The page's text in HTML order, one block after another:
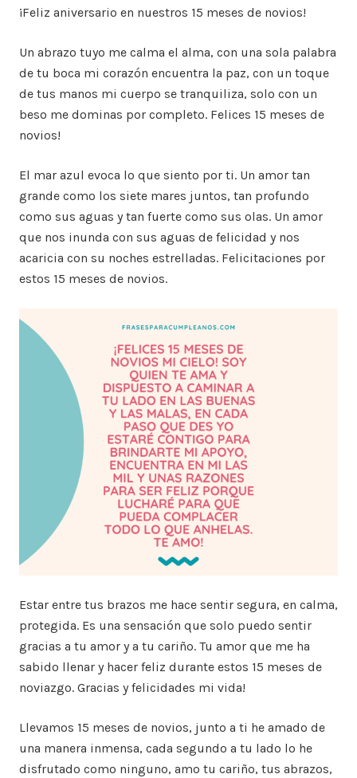
¡Feliz aniversario en nuestros 15 meses de novios!
Un abrazo tuyo me calma el alma, con una sola palabra
de tu boca mi corazón encuentra la paz, con un toque
de tus manos mi cuerpo se tranquiliza, solo con un
beso me dominas por completo. Felices 15 meses de
novios!
El mar azul evoca lo que siento por ti. Un amor tan
grande como los siete mares juntos, tan profundo
como sus aguas y tan fuerte como sus olas. Un amor
que nos inunda con sus aguas de felicidad y nos
acaricia con su noches estrelladas. Felicitaciones por
estos 15 meses de novios.
Estar entre tus brazos me hace sentir segura, en calma,
protegida. Es una sensación que solo puedo sentir
gracias a tu amor y a tu cariño. Tu amor que me ha
sabido llenar y hacer feliz durante estos 15 meses de
noviazgo. Gracias y felicidades mi vida!
Llevamos 15 meses de novios, junto a ti he amado de
una manera inmensa, cada segundo a tu lado lo he
disfrutado como ninguno, amo tu cariño, tus abrazos,